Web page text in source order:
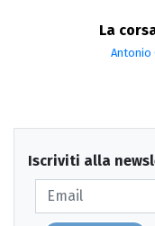
La
Antonio
Iscriviti alla